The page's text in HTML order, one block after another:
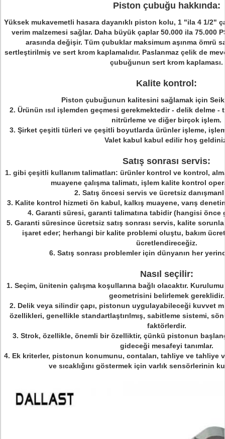
Piston çubuğu hakkında:
Yüksek mukavemetli hasara dayanıklı piston kolu, 1 "ila 4 1/2"
verim malzemesi sağlar. Daha büyük çaplar 50.000 ila 75.000
arasında değişir. Tüm çubuklar maksimum aşınma ömrü
sertleştirilmiş ve sert krom kaplamalıdır. Paslanmaz çelik de
çubuğunun sert krom kaplaması.
Kalite kontrol:
Piston çubuğunun kalitesini sağlamak için
2. Ürünün ısıl işlemden geçmesi gerekmektedir - delik delme -
nitrürleme ve diğer birçok işlem.
3. Şirket çeşitli türleri ve çeşitli boyutlarda ürünler işleme,
Valet kabul kabul edilir hoş
Satış sonrası servis:
1. gibi çeşitli kullanım talimatları: ürünler kontrol ve kontrol,
muayene çalışma talimatı, işlem kalite kontrol
2. Satış öncesi servis ve ücretsiz
3. Kalite kontrol hizmeti ön kabul, kalkış muayene, varış
4. Garanti süresi, garanti talimatına tabidir (hangisi önce
5. Garanti süresince ücretsiz satış sonrası servis, kalite
işaret eder; herhangi bir kalite problemi oluştu, bakım
ücretlendireceğiz.
6. Satış sonrası problemler için dünyanın her
Nasıl seçilir:
1. Seçim, ünitenin çalışma koşullarına bağlı olacaktır.
geometrisini belirlemek gereklidir.
2. Delik veya silindir çapı, pistonun uygulayabileceği kuvvet
özellikleri, genellikle standartlaştırılmış, sabitleme sistemi,
faktörlerdir.
3. Strok, özellikle, önemli bir özelliktir, çünkü pistonun
gideceği mesafeyi tanımlar.
4. Ek kriterler, pistonun konumunu, contaları, tahliye ve tahliye
ve sıcaklığını göstermek için varlık sensörlerinin